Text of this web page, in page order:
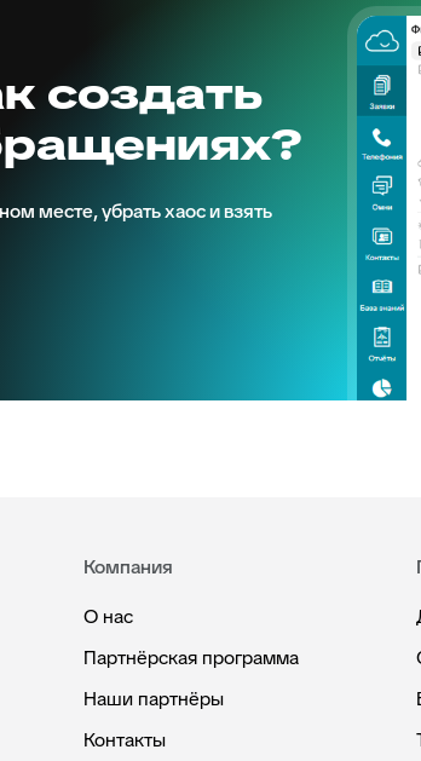
создать
месте, убрать хаос и взять
Компания
О нас
Партнёрская программа
Наши партнёры
Контакты